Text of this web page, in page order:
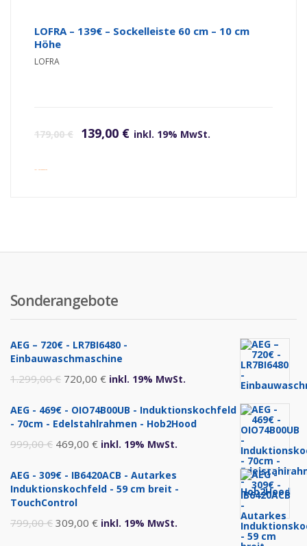
LOFRA – 139€ – Sockelleiste 60 cm – 10 cm
Höhe
LOFRA
179,00€ 139,00 € inkl. 19% MwSt.
inkl. Versandkosten
Sonderangebote
AEG – 720€ - LR7BI6480 -
Einbauwaschmaschine
1.299,00€ Ursprünglicher
war:
720,00 €Aktueller
ist:
inkl. 19% MwSt.
AEG - 469€ - OIO74B00UB - Induktionskochfeld
- 70cm - Edelstahlrahmen - Hob2Hood
999,00€ Ursprünglicher
war:
999,00 €
469,00 €Aktueller
ist:
inkl. 19% MwSt.
AEG - 309€ - IB6420ACB - Autarkes
Induktionskochfeld - 59 cm breit -
TouchControl
799,00€ Ursprünglicher
309,00 €Aktueller
inkl. 19% MwSt.